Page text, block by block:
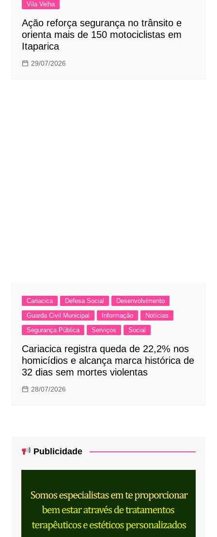
Vila Velha
Ação reforça segurança no trânsito e
orienta mais de 150 motociclistas em
Itaparica
29/07/2026
Cariacica Defesa Social
Desenvolvimento
Guarda Civil Municipal
Informação
Notícias
Segurança Pública
Serviços Social
Cariacica registra queda de 22,2% nos
homicídios e alcança marca histórica de
32 dias sem mortes violentas
28/07/2026
Publicidade